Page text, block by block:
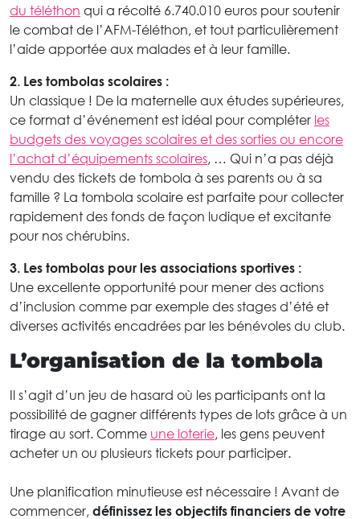
du téléthon qui a récolté 6.740.010 euros pour soutenir
le combat de l’AFM-Téléthon, et tout particulièrement
l’aide apportée aux malades et à leur famille.
2. Les tombolas scolaires :
Un classique ! De la maternelle aux études supérieures,
ce format d’événement est idéal pour compléter les
budgets des voyages scolaires et des sorties ou encore
l’achat d’équipements scolaires, … Qui n’a pas déjà
vendu des tickets de tombola à ses parents ou à sa
famille ? La tombola scolaire est parfaite pour collecter
rapidement des fonds de façon ludique et excitante
pour nos chérubins.
3. Les tombolas pour les associations sportives :
Une excellente opportunité pour mener des actions
d’inclusion comme par exemple des stages d’été et
diverses activités encadrées par les bénévoles du club.
L’organisation de la tombola
Il s’agit d’un jeu de hasard où les participants ont la
possibilité de gagner différents types de lots grâce à un
tirage au sort. Comme une loterie, les gens peuvent
acheter un ou plusieurs tickets pour participer.
Une planification minutieuse est nécessaire ! Avant de
commencer, définissez les objectifs financiers de votre